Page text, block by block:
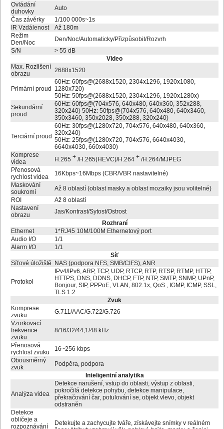
Ovládání
duhovky
Auto
Čas závěrky
1/100 000s~1s
IR Vzdálenost
Až 180m
Režim
Den/Noc
Den/Noc/Automaticky/Přizpůsobit/Rozvrh
S/N
> 55 dB
Video
Max. Rozlišení
obrazu
2688x1520
Primární proud
60Hz: 60fps@(2688x1520, 2304x1296, 1920x1080,
1280x720)
50Hz: 50fps@(2688x1520, 2304x1296, 1920x1280x)
Sekundární
proud
60Hz: 60fps@(704x576, 640x480, 640x360, 352x288,
320x240) 50Hz: 50fps@(704x576, 640x480, 640x3460,
350x3460, 350x2028, 350x288, 320x240)
Terciární proud
60Hz: 30fps@(1280x720, 704x576, 640x480, 640x360,
320x240)
50Hz: 25fps@(1280x720, 704x576, 6640x4030,
6640x4030, 660x4030)
Komprese
videa
H.265 + /H.265(HEVC)/H.264 + /H.264/MJPEG
Přenosová
rychlost videa
16Kbps~16Mbps (CBR/VBR nastavitelné)
Maskování
soukromí
Až 8 oblastí (oblast masky a oblast mozaiky jsou volitelné)
ROI
Až 8 oblastí
Nastavení
obrazu
Jas/Kontrast/Sytost/Ostrost
Rozhraní
Ethernet
1*RJ45 10M/100M Ethernetový port
Audio I/O
1/1
Alarm I/O
1/1
Síť
Síťové úložiště
NAS (podpora NFS, SMB/CIFS), ANR
Protokol
IPv4/IPv6, ARP, TCP, UDP, RTCP, RTP, RTSP, RTMP, HTTP,
HTTPS, DNS, DDNS, DHCP, FTP, NTP, SMTP, SNMP, UPnP,
Bonjour, SIP, PPPoE, VLAN, 802.1x, QoS , IGMP, ICMP, SSL,
TLS 1.2
Zvuk
Komprese
zvuku
G.711/AAC/G.722/G.726
Vzorkovací
frekvence
zvuku
8/16/32/44,1/48 kHz
Přenosová
rychlost zvuku
16~256 kbps
Obousměrný
zvuk
Podpěra, podpora
Inteligentní analytika
Analýza videa
Detekce narušení, vstup do oblasti, výstup z oblasti,
pokročilá detekce pohybu, detekce manipulace,
překračování čar, potulování se, objekt vlevo, objekt
odstraněn
Detekce
obličeje a
rozpoznávání
Detekujte a zachycujte tváře, získávejte snímky v reálném